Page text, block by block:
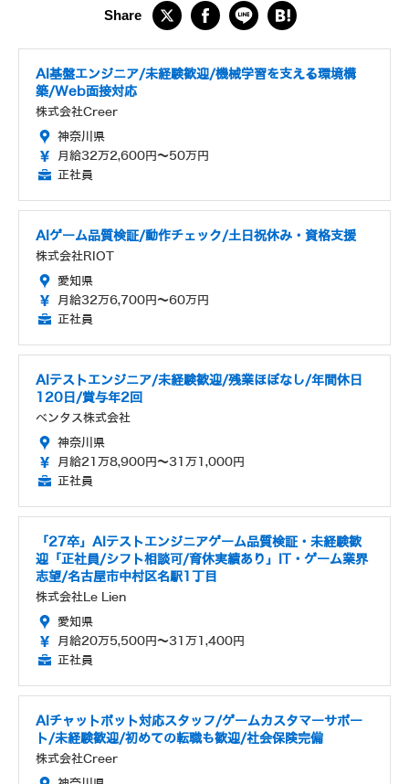
AI基盤エンジニア/未経験歓迎/機械学習を支える環境構
築/Web面接対応
株式会社Creer
神奈川県
月給32万2,600円～50万円
正社員
AIゲーム品質検証/動作チェック/土日祝休み・資格支援
株式会社RIOT
愛知県
月給32万6,700円～60万円
正社員
AIテストエンジニア/未経験歓迎/残業ほぼなし/年間休日
120日/賞与年2回
ベンタス株式会社
神奈川県
月給21万8,900円～31万1,000円
正社員
「27卒」AIテストエンジニアゲーム品質検証・未経験歓
迎「正社員/シフト相談可/育休実績あり」IT・ゲーム業界
志望/名古屋市中村区名駅1丁目
株式会社Le Lien
愛知県
月給20万5,500円～31万1,400円
正社員
AIチャットボット対応スタッフ/ゲームカスタマーサポー
ト/未経験歓迎/初めての転職も歓迎/社会保険完備
株式会社Creer